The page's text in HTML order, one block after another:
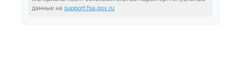
данные на support.fsa.gov.ru